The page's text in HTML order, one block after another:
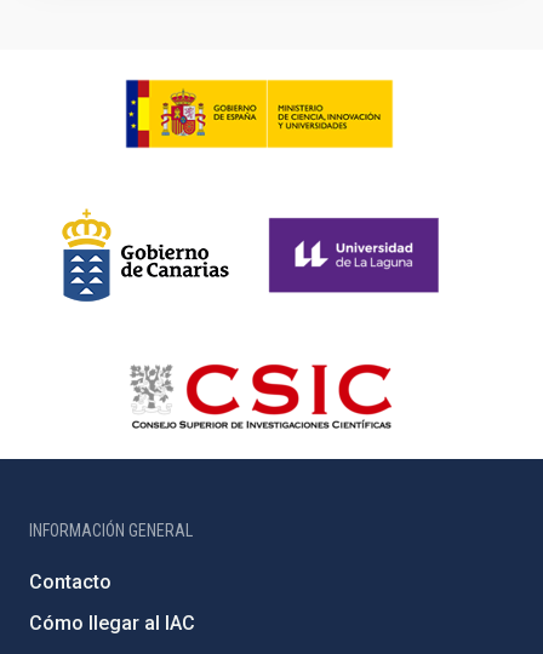
INFORMACIÓN GENERAL
Contacto
Cómo llegar al IAC